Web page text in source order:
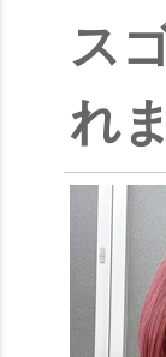
ス
れ